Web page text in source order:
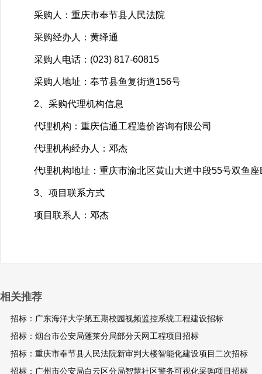
采购人：重庆市奉节县人民法院
采购经办人：黄绎通
采购人电话：(023) 817-60815
采购人地址：奉节县鱼复街道156号
2、采购代理机构信息
代理机构：重庆信通工程造价咨询有限公司
代理机构经办人：邓杰
代理机构地址：重庆市渝北区黄山大道中段55号双鱼座
3、项目联系方式
项目联系人：邓杰
相关推荐
招标：广东海洋大学第五期校园视频监控系统工程建设招标
招标：烟台市公安局蓬莱分局部分天网工程项目招标
招标：重庆市奉节县人民法院新审判大楼智能化建设项目二次招标
招标：广州市公安局白云区分局智慧社区警务可视化采购项目招标